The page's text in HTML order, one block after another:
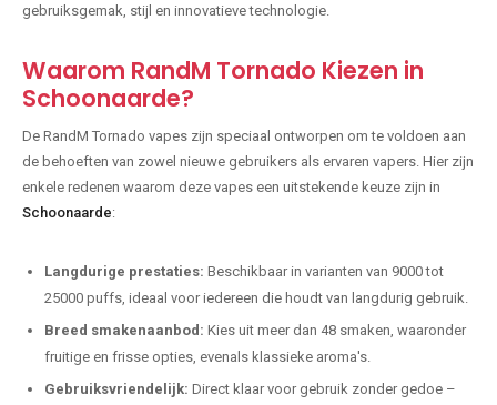
gebruiksgemak, stijl en innovatieve technologie.
Waarom RandM Tornado Kiezen in
Schoonaarde?
De RandM Tornado vapes zijn speciaal ontworpen om te voldoen aan
de behoeften van zowel nieuwe gebruikers als ervaren vapers. Hier zijn
enkele redenen waarom deze vapes een uitstekende keuze zijn in
Schoonaarde:
Langdurige prestaties: Beschikbaar in varianten van 9000 tot
25000 puffs, ideaal voor iedereen die houdt van langdurig gebruik.
Breed smakenaanbod: Kies uit meer dan 48 smaken, waaronder
fruitige en frisse opties, evenals klassieke aroma's.
Gebruiksvriendelijk: Direct klaar voor gebruik zonder gedoe –